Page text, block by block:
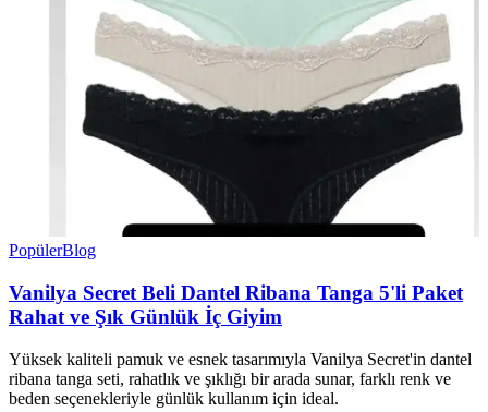
PopülerBlog
Vanilya Secret Beli Dantel Ribana Tanga 5'li Paket
Rahat ve Şık Günlük İç Giyim
Yüksek kaliteli pamuk ve esnek tasarımıyla Vanilya Secret'in dantel
ribana tanga seti, rahatlık ve şıklığı bir arada sunar, farklı renk ve
beden seçenekleriyle günlük kullanım için ideal.